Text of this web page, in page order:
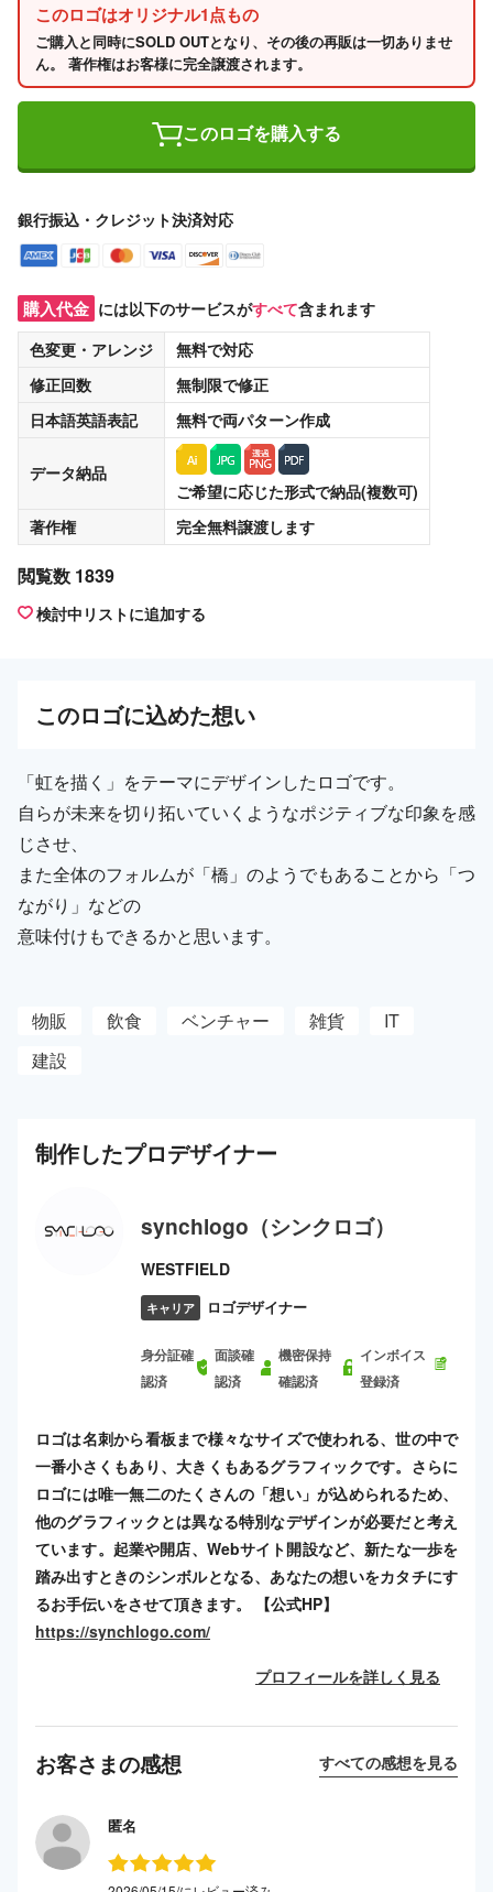
このロゴはオリジナル1点もの
ご購入と同時にSOLD OUTとなり、その後の再販は一切ありませ
ん。 著作権はお客様に完全譲渡されます。
このロゴを購入する
銀行振込・クレジット決済対応
購入代金 には以下のサービスがすべて含まれます
色変更・アレンジ
無料で対応
修正回数
無制限で修正
日本語英語表記
無料で両パターン作成
データ納品
ご希望に応じた形式で納品(複数可)
著作権
完全無料譲渡します
閲覧数 1839
検討中リストに追加する
このロゴに込めた想い
「虹を描く」をテーマにデザインしたロゴです。
自らが未来を切り拓いていくようなポジティブな印象を感
じさせ、
また全体のフォルムが「橋」のようでもあることから「つ
ながり」などの
意味付けもできるかと思います。
物販 飲食 ベンチャー 雑貨
IT
建設
制作したプロデザイナー
synchlogo（シンクロゴ）
WESTFIELD
キャリア ロゴデザイナー
身分証確
認済
面談確
認済
機密保持
確認済
インボイス
登録済
ロゴは名刺から看板まで様々なサイズで使われる、世の中で
一番小さくもあり、大きくもあるグラフィックです。さらに
ロゴには唯一無二のたくさんの「想い」が込められるため、
他のグラフィックとは異なる特別なデザインが必要だと考え
ています。起業や開店、Webサイト開設など、新たな一歩を
踏み出すときのシンボルとなる、あなたの想いをカタチにす
るお手伝いをさせて頂きます。 【公式HP】
https://synchlogo.com/
プロフィールを詳しく見る
お客さまの感想 すべての感想を見る
匿名